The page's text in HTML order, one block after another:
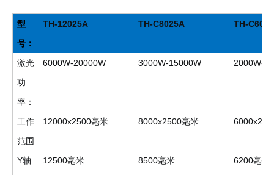
型
号：
TH-12025A TH-C8025A TH-
激光
功
率：
6000W-20000W 3000W-15000W 2000W-
工作
范围
12000x2500毫米 8000x2500毫米
Y轴
12500毫米 8500毫米 6200毫米